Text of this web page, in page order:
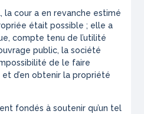
la cour a en revanche estimé
était possible ; elle a
compte tenu de l’utilité
public, la société
de le faire
d’en obtenir la propriété
fondés à soutenir qu’un tel